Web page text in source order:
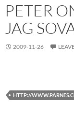
PETER
JAG
2009-11-26
HTTP://